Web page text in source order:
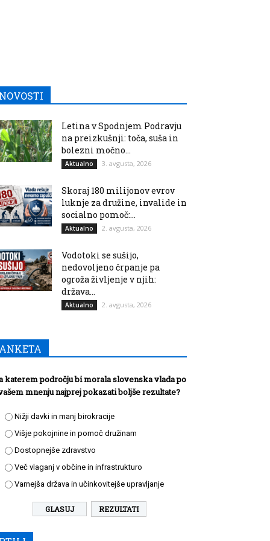
Letina v Spodnjem Podravju
na preizkušnji: toča, suša in
bolezni močno...
Aktualno 3. avgusta, 2026
Skoraj 180 milijonov evrov
luknje za družine, invalide in
socialno pomoč:...
Aktualno 2. avgusta, 2026
Vodotoki se sušijo,
nedovoljeno črpanje pa
ogroža življenje v njih:
država...
Aktualno 2. avgusta, 2026
katerem področju bi morala slovenska vlada po
mnenju najprej pokazati boljše rezultate?
Nižji davki in manj birokracije
Višje pokojnine in pomoč družinam
Dostopnejše zdravstvo
Več vlaganj v občine in infrastrukturo
Varnejša država in učinkovitejše upravljanje
REZULTATI